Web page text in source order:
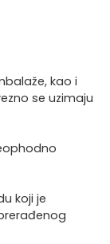
kao i
se uzimaju
koji je